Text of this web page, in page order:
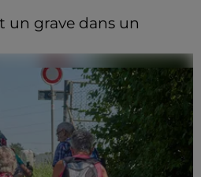
un grave dans un